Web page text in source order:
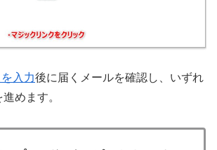
入力後に届くメールを確認し、いずれ
めます。